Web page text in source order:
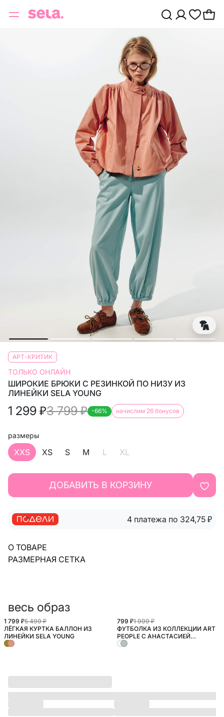
АРТ-КРИТИК
ТОЛЬКО ОНЛАЙН
ШИРОКИЕ БРЮКИ С РЕЗИНКОЙ ПО НИЗУ ИЗ
ЛИНЕЙКИ SELA YOUNG
1 299 ₽3 799₽ -66% начислим 26 бонусов
размеры
XXS XS S M L XL
ДОБАВИТЬ В КОРЗИНУ
4 платежа по 324,75 ₽
О ТОВАРЕ
РАЗМЕРНАЯ СЕТКА
весь образ
1 799 ₽5 499 ₽
ЛЁГКАЯ КУРТКА БАЛЛОН ИЗ
ЛИНЕЙКИ SELA YOUNG
799 ₽1 999 ₽
ФУТБОЛКА ИЗ КОЛЛЕКЦИИ ART
PEOPLE С АНАСТАСИЕЙ
РЫБАКОВОЙ